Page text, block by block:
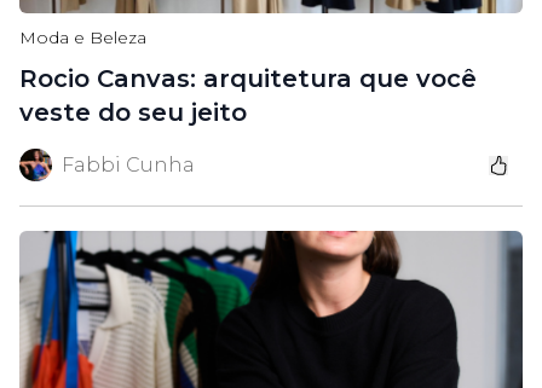
Moda e Beleza
Rocio Canvas: arquitetura que você
veste do seu jeito
Fabbi Cunha